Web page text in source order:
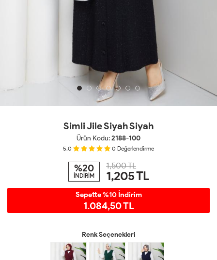
Simli Jile Siyah Siyah
Ürün Kodu:2188-100
5.0 0 Değerlendirme
%20
İNDİRİM
1,500 TL
1,205TL
Sepette %10 İndirim
1.084,50 TL
Renk Seçenekleri